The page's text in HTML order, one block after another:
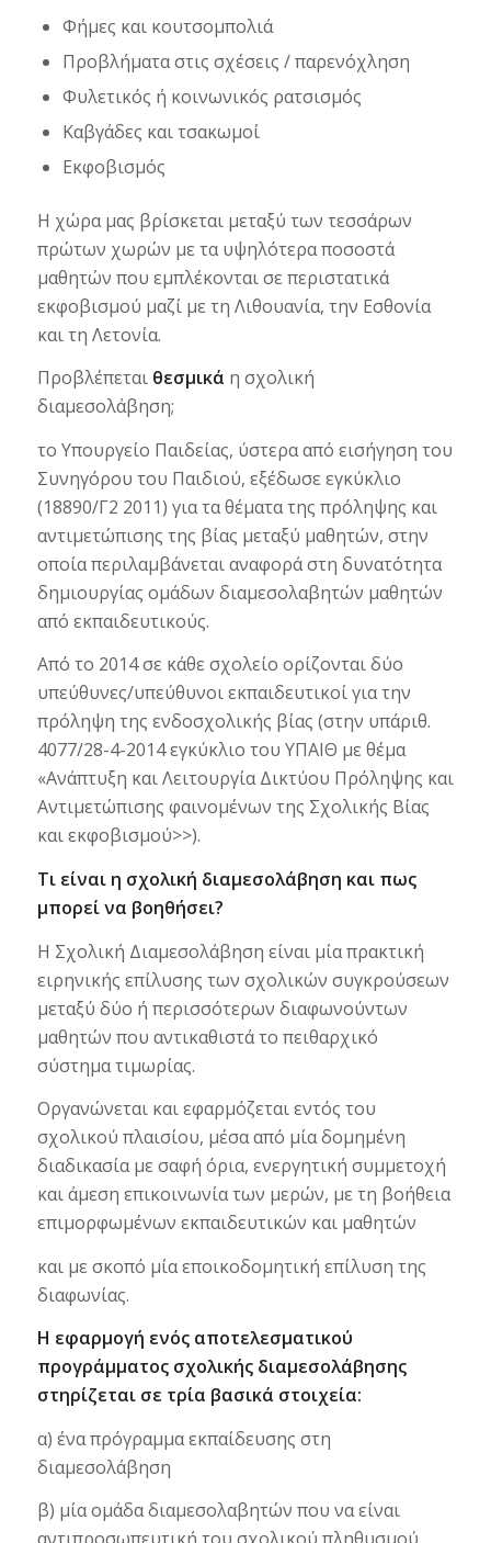
Φήμες και κουτσομπολιά
Προβλήματα στις σχέσεις / παρενόχληση
Φυλετικός ή κοινωνικός ρατσισμός
Καβγάδες και τσακωμοί
Εκφοβισμός
Η χώρα μας βρίσκεται μεταξύ των τεσσάρων
πρώτων χωρών με τα υψηλότερα ποσοστά
μαθητών που εμπλέκονται σε περιστατικά
εκφοβισμού μαζί με τη Λιθουανία, την Εσθονία
και τη Λετονία.
Προβλέπεται θεσμικά η σχολική
διαμεσολάβηση;
το Υπουργείο Παιδείας, ύστερα από εισήγηση του
Συνηγόρου του Παιδιού, εξέδωσε εγκύκλιο
(18890/Γ2 2011) για τα θέματα της πρόληψης και
αντιμετώπισης της βίας μεταξύ μαθητών, στην
οποία περιλαμβάνεται αναφορά στη δυνατότητα
δημιουργίας ομάδων διαμεσολαβητών μαθητών
από εκπαιδευτικούς.
Από το 2014 σε κάθε σχολείο ορίζονται δύο
υπεύθυνες/υπεύθυνοι εκπαιδευτικοί για την
πρόληψη της ενδοσχολικής βίας (στην υπ΄αριθ.
4077/28-4-2014 εγκύκλιο του ΥΠΑΙΘ με θέμα
«Ανάπτυξη και Λειτουργία Δικτύου Πρόληψης και
Αντιμετώπισης φαινομένων της Σχολικής Βίας
και εκφοβισμού>>).
Τι είναι η σχολική διαμεσολάβηση και πως
μπορεί να βοηθήσει?
Η Σχολική Διαμεσολάβηση είναι μία πρακτική
ειρηνικής επίλυσης των σχολικών συγκρούσεων
μεταξύ δύο ή περισσότερων διαφωνούντων
μαθητών που αντικαθιστά το πειθαρχικό
σύστημα τιμωρίας.
Οργανώνεται και εφαρμόζεται εντός του
σχολικού πλαισίου, μέσα από μία δομημένη
διαδικασία με σαφή όρια, ενεργητική συμμετοχή
και άμεση επικοινωνία των μερών, με τη βοήθεια
επιμορφωμένων εκπαιδευτικών και μαθητών
και με σκοπό μία εποικοδομητική επίλυση της
διαφωνίας.
Η εφαρμογή ενός αποτελεσματικού
προγράμματος σχολικής διαμεσολάβησης
στηρίζεται σε τρία βασικά στοιχεία:
α) ένα πρόγραμμα εκπαίδευσης στη
διαμεσολάβηση
β) μία ομάδα διαμεσολαβητών που να είναι